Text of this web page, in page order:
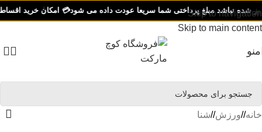
Skip to navigation
Skip to main content
نباشد مبلغ پرداختی شما سریعا عودت داده می شود💳 امکان خرید اقساطی با
منو
خانه/ ورزش/ شنا